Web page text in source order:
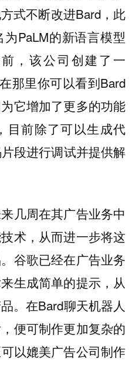
式不断改进Bard，此
PaLM的新语言模型
，该公司创建了一
那里你可以看到Bard
它增加了更多的功能
目前除了可以生成代
段进行调试并提供解
几周在其广告业务中
术，从而进一步将这
谷歌已经在广告业务
生成简单的提示，从
。在Bard聊天机器人
便可制作更加复杂的
以媲美广告公司制作